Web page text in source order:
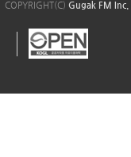
COPYRIGHT(C) Gugak FM Inc.